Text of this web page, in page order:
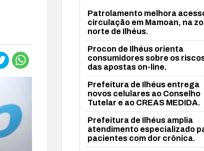
Patrolamento melhora
circulação em Mamoan, na
norte de Ilhéus.
Procon de Ilhéus orienta
consumidores sobre os
das apostas on-line.
Prefeitura de Ilhéus entrega
novos celulares ao Conselho
Tutelar e ao CREAS MEDIDA.
Prefeitura de Ilhéus amplia
atendimento especializado
pacientes com dor crônica.